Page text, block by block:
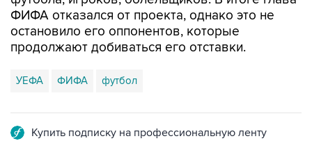
ФИФА отказался от проекта, однако это не
остановило его оппонентов, которые
продолжают добиваться его отставки.
УЕФА ФИФА футбол
Купить подписку на профессиональную ленту